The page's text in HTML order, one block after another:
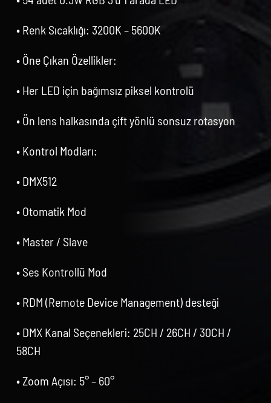
• Renk Sıcaklığı: 3200K – 5600K
• Öne Çıkan Özellikler:
• Her LED için bağımsız piksel kontrolü
• Ön lens halkasında çift yönlü sonsuz rotasyon
• Kontrol Modları:
• DMX512
• Otomatik Mod
• Master / Slave
• Ses Kontrollü Mod
• RDM (Remote Device Management) desteği
• DMX Kanal Seçenekleri: 25CH / 26CH / 30CH /
58CH
• Zoom Açısı: 5° – 60°